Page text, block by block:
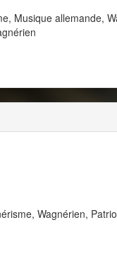
Musique allemande,
Wagnérien,